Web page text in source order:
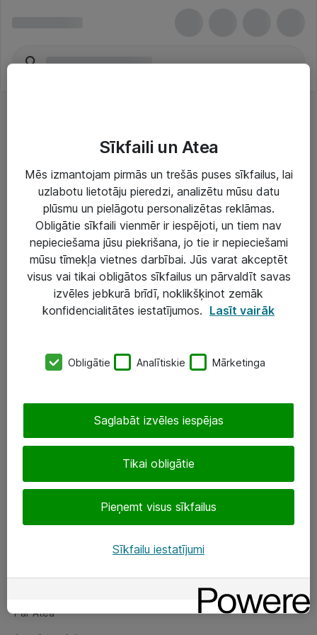
Risinājumi & Pakalpojumi
IT serviss un atbalsts
IT infrastruktūra
Darba vietu IT risinājumi
Serveri un datu centri
SIA „ATEA”
eShop@atea.lv
Sekojiet mums
Par Atea
Par Atea
Sīkfaili un Atea
Mēs izmantojam pirmās un trešās puses sīkfailus, lai
uzlabotu lietotāju pieredzi, analizētu mūsu datu
plūsmu un pielāgotu personalizētas reklāmas.
Obligātie sīkfaili vienmēr ir iespējoti, un tiem nav
nepieciešama jūsu piekrišana, jo tie ir nepieciešami
mūsu tīmekļa vietnes darbībai. Jūs varat akceptēt
visus vai tikai obligātos sīkfailus un pārvaldīt savas
izvēles jebkurā brīdī, noklikšķinot zemāk
konfidencialitātes iestatījumos. Lasīt vairāk
Obligātie Analītiskie Mārketinga
Tikai obligātie
Pieņemt visus sīkfailus
Saglabāt izvēles iespējas
Sīkfailu iestatījumi